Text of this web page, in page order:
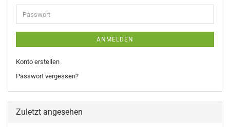
Adresse
Passwort
ANMELDEN
Konto erstellen
Passwort vergessen?
Zuletzt angesehen